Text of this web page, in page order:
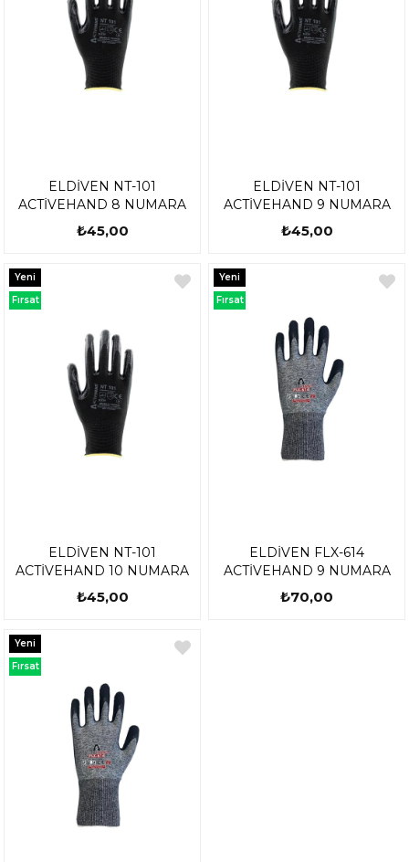
ELDİVEN NT-101
ACTİVEHAND 8 NUMARA
₺45,00
ELDİVEN NT-101
ACTİVEHAND 9 NUMARA
₺45,00
ELDİVEN NT-101
ACTİVEHAND 10 NUMARA
₺45,00
Yeni
Ürün
Fırsat
ELDİVEN FLX-614
ACTİVEHAND 9 NUMARA
₺70,00
Yeni
Ürün
Fırsat
Yeni
Ürün
Fırsat